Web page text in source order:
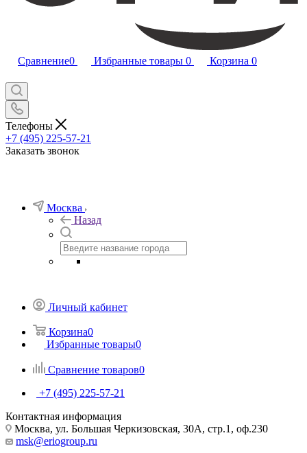
Сравнение0 Избранные товары 0 Корзина 0
Телефоны
+7 (495) 225-57-21
Заказать звонок
Москва
Назад
Личный кабинет
Корзина0
Избранные товары0
Сравнение товаров0
+7 (495) 225-57-21
Контактная информация
Москва, ул. Большая Черкизовская, 30А, стр.1, оф.230
msk@eriogroup.ru